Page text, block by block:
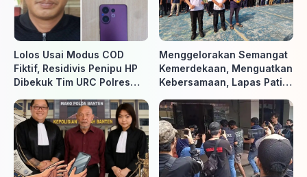
Lolos Usai Modus COD
Fiktif, Residivis Penipu HP
Dibekuk Tim URC Polres
Menggelorakan Semangat
Kemerdekaan, Menguatkan
Kebersamaan, Lapas Pati
ke-81 RI, Warga Binaan
Antusias Ikuti Berbagai
Perlombaan